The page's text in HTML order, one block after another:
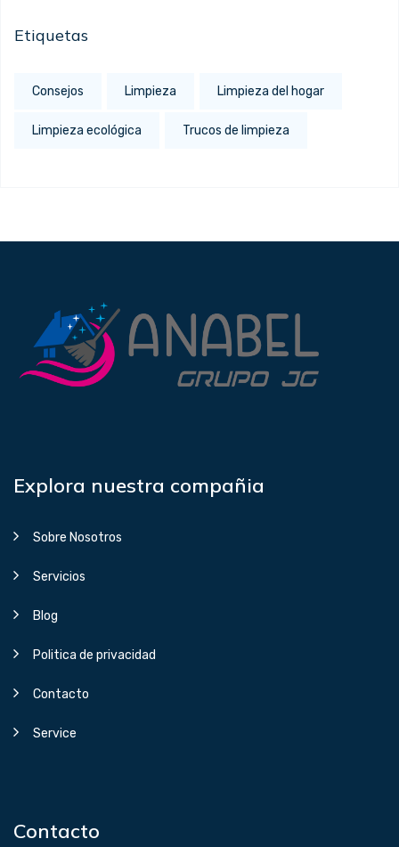
Etiquetas
Consejos Limpieza Limpieza del hogar
Limpieza ecológica Trucos de limpieza
Explora nuestra compañia
Sobre Nosotros
Servicios
Blog
Politica de privacidad
Contacto
Service
Contacto